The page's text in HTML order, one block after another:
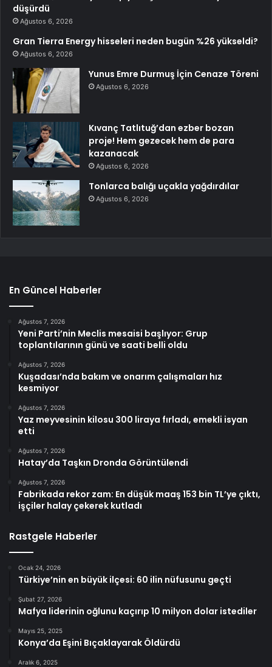
düşürdü
Ağustos 6, 2026
Gran Tierra Energy hisseleri neden bugün %26 yükseldi?
Ağustos 6, 2026
Yunus Emre Durmuş İçin Cenaze Töreni
Ağustos 6, 2026
Kıvanç Tatlıtuğ’dan ezber bozan
proje! Hem gezecek hem de para
kazanacak
Ağustos 6, 2026
Tonlarca balığı uçakla yağdırdılar
Ağustos 6, 2026
En Güncel Haberler
Ağustos 7, 2026
Yeni Parti’nin Meclis mesaisi başlıyor: Grup
toplantılarının günü ve saati belli oldu
Ağustos 7, 2026
Kuşadası’nda bakım ve onarım çalışmaları hız
kesmiyor
Ağustos 7, 2026
Yaz meyvesinin kilosu 300 liraya fırladı, emekli isyan
etti
Ağustos 7, 2026
Hatay’da Taşkın Dronda Görüntülendi
Ağustos 7, 2026
Fabrikada rekor zam: En düşük maaş 153 bin TL’ye çıktı,
işçiler halay çekerek kutladı
Rastgele Haberler
Ocak 24, 2026
Türkiye’nin en büyük ilçesi: 60 ilin nüfusunu geçti
Şubat 27, 2026
Mafya liderinin oğlunu kaçırıp 10 milyon dolar istediler
Mayıs 25, 2025
Konya’da Eşini Bıçaklayarak Öldürdü
Aralık 6, 2025